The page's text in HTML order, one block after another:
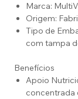
Marca:
Origem:
Tipo de
com tampa
Benefícios
Apoio
concentrada